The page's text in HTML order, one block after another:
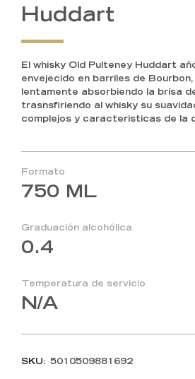
Huddart
El whisky Old Pulteney Huddart
envejecido en barriles de Bourbon,
lentamente absorbiendo la brisa
trasnsfiriendo al whisky su
complejos y caracteristicas de la
Formato
750 ML
Graduación alcohólica
0.4
Temperatura de servicio
N/A
SKU: 5010509881692